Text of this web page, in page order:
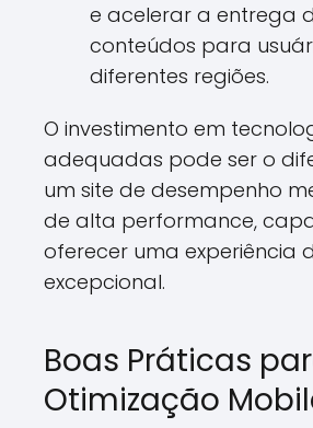
e acelerar a entrega
conteúdos para
diferentes regiões.
O investimento em
adequadas pode ser o
um site de desempenho
de alta performance,
oferecer uma experiência
excepcional.
Boas Práticas
Otimização